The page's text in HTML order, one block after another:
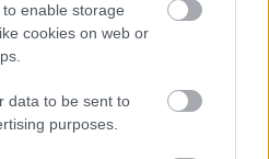
enable storage
cookies on web or
data to be sent to
purposes.
furcsa alapanyaghoz
is mindig megkóstolom,